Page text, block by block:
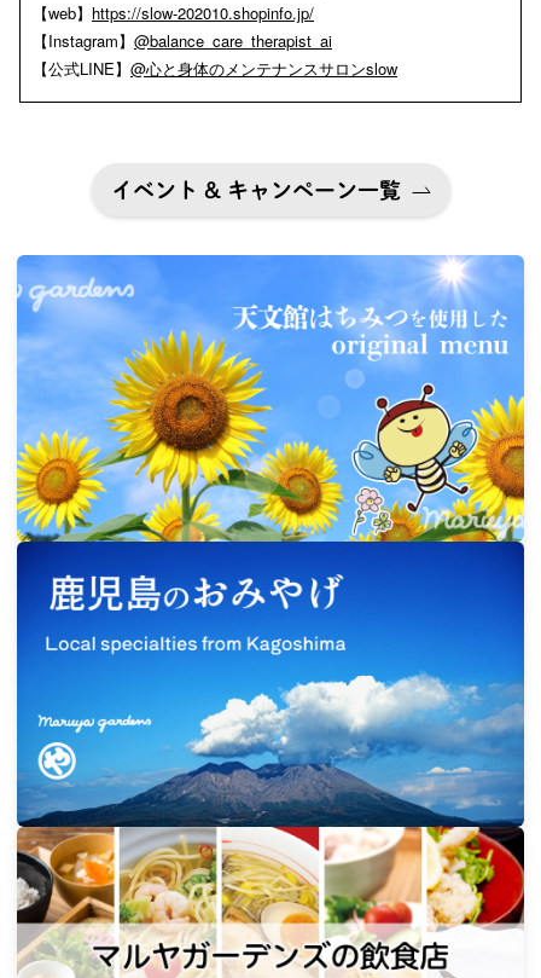
【web】 https://slow-202010.shopinfo.jp/
【Instagram】 @balance_care_therapist_ai
【公式LINE】 @心と身体のメンテナンスサロンslow
イベント & キャンペーン一覧